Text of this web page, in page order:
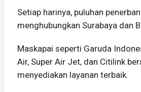
Setiap harinya, puluhan
menghubungkan Surabaya dan
Maskapai seperti Garuda
Air, Super Air Jet, dan Citilink
menyediakan layanan terbaik.